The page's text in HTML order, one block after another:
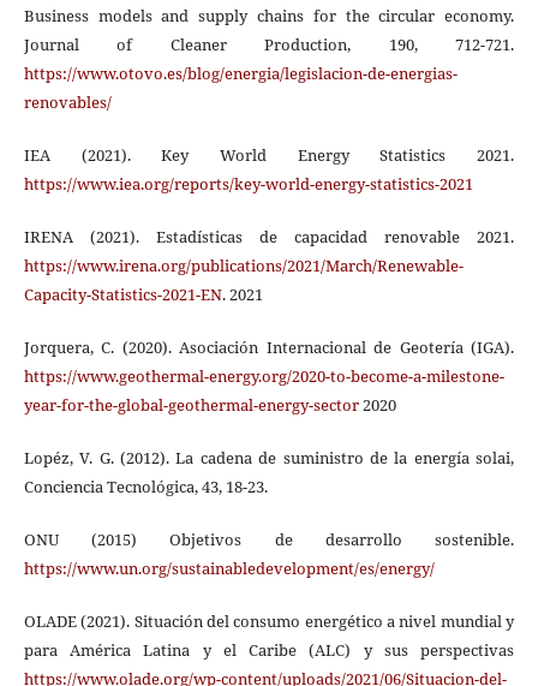
Business models and supply chains for the circular economy.
Journal of Cleaner Production, 190, 712-721.
https://www.otovo.es/blog/energia/legislacion-de-energias-
renovables/
IEA (2021). Key World Energy Statistics 2021.
https://www.iea.org/reports/key-world-energy-statistics-2021
IRENA (2021). Estadísticas de capacidad renovable 2021.
https://www.irena.org/publications/2021/March/Renewable-
Capacity-Statistics-2021-EN. 2021
Jorquera, C. (2020). Asociación Internacional de Geotería (IGA).
https://www.geothermal-energy.org/2020-to-become-a-milestone-
year-for-the-global-geothermal-energy-sector2020
Lopéz, V. G. (2012). La cadena de suministro de la energía solai,
Conciencia Tecnológica, 43, 18-23.
ONU (2015) Objetivos de desarrollo sostenible.
https://www.un.org/sustainabledevelopment/es/energy/
OLADE (2021). Situación del consumo energético a nivel mundial y
para América Latina y el Caribe (ALC) y sus perspectivas
https://www.olade.org/wp-content/uploads/2021/06/Situacion-del-